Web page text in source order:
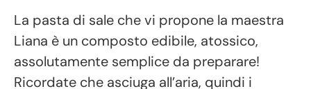
La pasta di sale che vi propone la maestra
Liana è un composto edibile, atossico,
assolutamente semplice da preparare!
Ricordate che asciuga all’aria, quindi i